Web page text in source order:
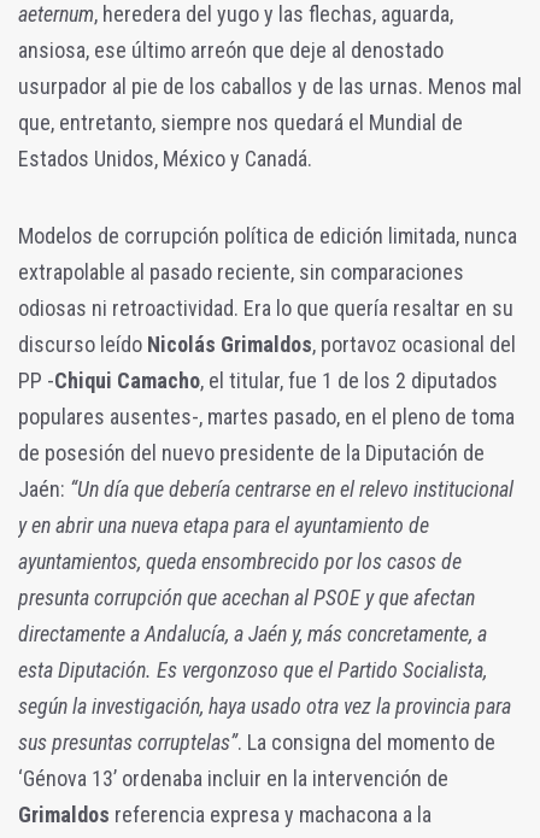
aeternum, heredera del yugo y las flechas, aguarda,
ansiosa, ese último arreón que deje al denostado
usurpador al pie de los caballos y de las urnas. Menos mal
que, entretanto, siempre nos quedará el Mundial de
Estados Unidos, México y Canadá.
Modelos de corrupción política de edición limitada, nunca
extrapolable al pasado reciente, sin comparaciones
odiosas ni retroactividad. Era lo que quería resaltar en su
discurso leído Nicolás Grimaldos, portavoz ocasional del
PP -Chiqui Camacho, el titular, fue 1 de los 2 diputados
populares ausentes-, martes pasado, en el pleno de toma
de posesión del nuevo presidente de la Diputación de
Jaén: “Un día que debería centrarse en el relevo institucional
y en abrir una nueva etapa para el ayuntamiento de
ayuntamientos, queda ensombrecido por los casos de
presunta corrupción que acechan al PSOE y que afectan
directamente a Andalucía, a Jaén y, más concretamente, a
esta Diputación. Es vergonzoso que el Partido Socialista,
según la investigación, haya usado otra vez la provincia para
sus presuntas corruptelas”. La consigna del momento de
‘Génova 13’ ordenaba incluir en la intervención de
Grimaldos referencia expresa y machacona a la